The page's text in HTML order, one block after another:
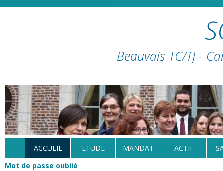
Beauvais TC/TJ -
ACCUEIL ETUDE MANDAT ACTIF
Mot de passe oublié